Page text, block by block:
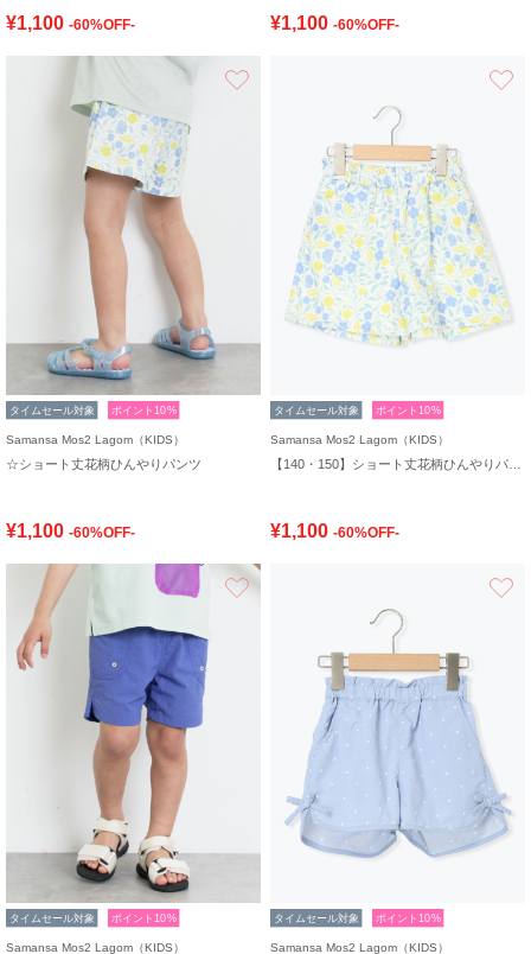
¥1,100 -60%OFF- ¥1,100 -60%OFF-
タイムセール対象 ポイント10%
Samansa Mos2 Lagom（KIDS）
☆ショート丈花柄ひんやりパンツ
¥1,100 -60%OFF-
タイムセール対象 ポイント10%
Samansa Mos2 Lagom（KIDS）
¥1,100 -60%OFF-
お気に入り
タイムセール対象 ポイント10%
Samansa Mos2 Lagom（KIDS）
タイムセール対象 ポイント10%
Samansa Mos2 Lagom（KIDS）